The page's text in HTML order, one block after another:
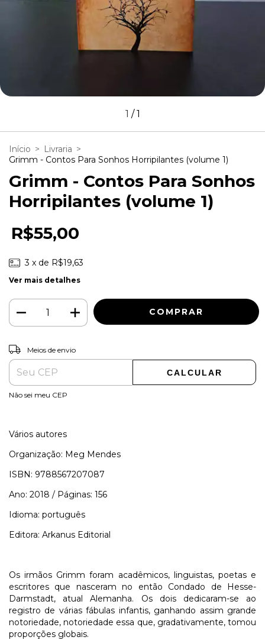
1 /1
Início > Livraria >
Grimm - Contos Para Sonhos Horripilantes (volume 1)
Grimm - Contos Para Sonhos
Horripilantes (volume 1)
R$55,00
3 x de R$19,63
Ver mais detalhes
Entregas para o CEP:
Meios de envio
CALCULAR
Não sei meu CEP
Vários autores
Organização: Meg Mendes
ISBN: 9788567207087
Ano: 2018 / Páginas: 156
Idioma: português
Editora: Arkanus Editorial
Os irmãos Grimm foram acadêmicos, linguistas, poetas e
escritores que nasceram no então Condado de Hesse-
Darmstadt, atual Alemanha. Os dois dedicaram-se ao
registro de várias fábulas infantis, ganhando assim grande
notoriedade, notoriedade essa que, gradativamente, tomou
proporções globais.